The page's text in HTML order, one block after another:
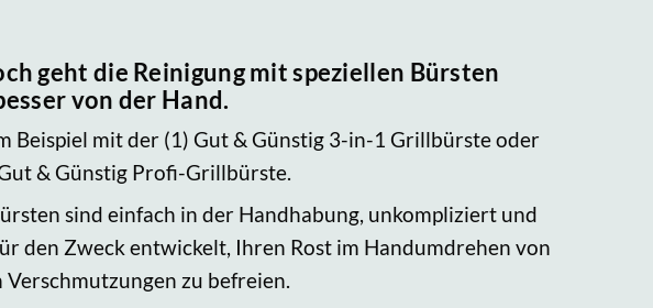
geht die Reinigung mit speziellen Bürsten
von der Hand.
Beispiel mit der (1) Gut & Günstig 3-in-1 Grillbürste oder
& Günstig Profi-Grillbürste.
sind einfach in der Handhabung, unkompliziert und
den Zweck entwickelt, Ihren Rost im Handumdrehen von
Verschmutzungen zu befreien.